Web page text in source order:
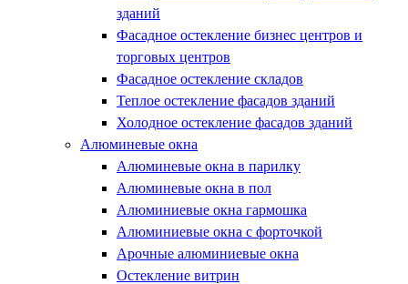
зданий
Фасадное остекление бизнес центров и
торговых центров
Фасадное остекление складов
Теплое остекление фасадов зданий
Холодное остекление фасадов зданий
Алюминевые окна
Алюминевые окна в парилку
Алюминевые окна в пол
Алюминиевые окна гармошка
Алюминиевые окна с форточкой
Арочные алюминиевые окна
Остекление витрин